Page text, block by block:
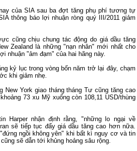
của SIA sau ba đợt tăng phụ phí tương tự
thông báo lợi nhuận ròng quý III/2011 giảm
cũng chịu chung tác động do giá dầu tăng
Zealand là những "nạn nhân" mới nhất cho
nhuận "ảm đạm" của hai hãng này.
kỷ lục trong vòng bốn năm trở lại đây, chạm
khi giảm nhẹ.
York giao tháng tháng Tư cũng tăng cao
73 xu Mỹ xuống còn 108,11 USD/thùng
Harper nhận định rằng, "những lo ngại về
Iransẽ tiếp tục đẩy giá dầu tăng cao hơn nữa.
ngồi không yên" khi bất kì nguy cơ và tin
sẽ dẫn tới khủng hoảng sâu rộng.